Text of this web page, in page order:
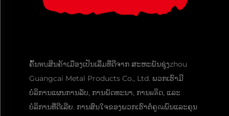
ຄົ້ນพบສິນຄ້າເມືອງເປັນເລີ່ມທີ່ດີຈາກ ສະຫະພັນຊຸ່ງzhou
Guangcai Metal Products Co., Ltd. ພວກເຮົາມີ
ບໍລິການແຜນການລັບ, ການພັດທະນາ, ການผลິດ, ແລະ
ບໍລິການທີ່ດີເລີຍ. ການສົນໃຈຂອງພວກເຮົາຕໍ່ຄູณພົນແລະຄຸນ